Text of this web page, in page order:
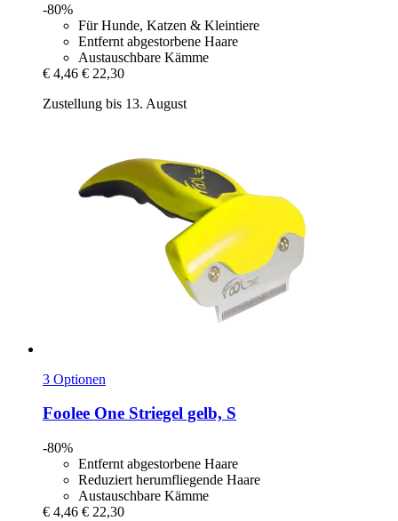
-80%
Für Hunde, Katzen & Kleintiere
Entfernt abgestorbene Haare
Austauschbare Kämme
€ 4,46 € 22,30
Zustellung bis 13. August
3 Optionen
Foolee One Striegel gelb, S
-80%
Entfernt abgestorbene Haare
Reduziert herumfliegende Haare
Austauschbare Kämme
€ 4,46 € 22,30